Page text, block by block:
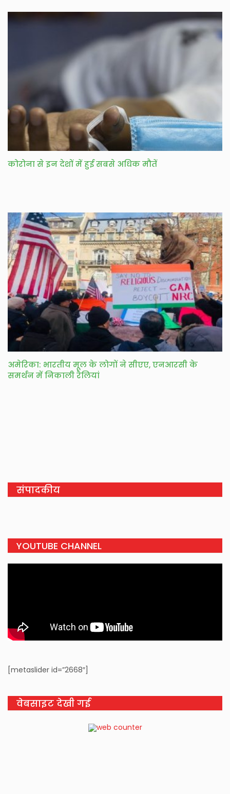
कोरोना से इन देशों में हुई सबसे अधिक मौतें
अमेरिका: भारतीय मूल के लोगों ने सीएए, एनआरसी के
समर्थन में निकाली रैलियां
संपादकीय
YOUTUBE CHANNEL
[metaslider id=”2668″]
वेबसाइट देखी गई